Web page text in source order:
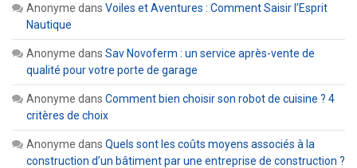
Anonyme dans Voiles et Aventures : Comment Saisir l’Esprit
Nautique
Anonyme dans Sav Novoferm : un service après-vente de
qualité pour votre porte de garage
Anonyme dans Comment bien choisir son robot de cuisine ? 4
critères de choix
Anonyme dans Quels sont les coûts moyens associés à la
construction d’un bâtiment par une entreprise de construction ?